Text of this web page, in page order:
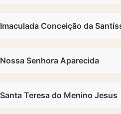
Imaculada Conceição da
Nossa Senhora Aparecida
Santa Teresa do Menino Jesus